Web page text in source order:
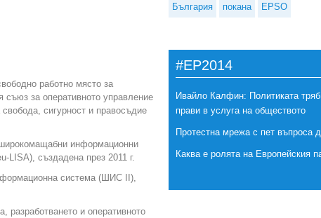
работно място за
съюз за оперативното управление
сигурност и правосъдие
информационни
LISA), създадена през 2011 г.
система (ШИС II),
разработването и оперативното
България покана EPSO
#EP2014
Ивайло Калфин: Политиката
прави в услуга на обществото
Протестна мрежа с пет въпроса
Каква е ролята на Европейския